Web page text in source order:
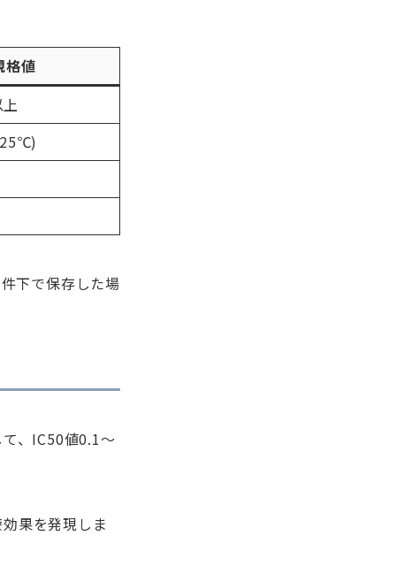
格値
下で保存した場
、IC50値0.1〜
果を発現しま